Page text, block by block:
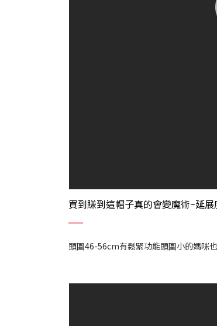
買到賺到這帽子真的會變魔術~延
頭圍46-56cm有鬆緊功能頭圍小的媽咪